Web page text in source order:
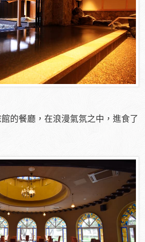
的餐廳，在浪漫氣氛之中，進食了